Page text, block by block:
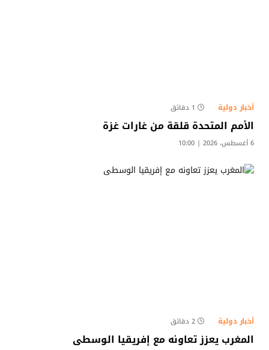
أخبار دولية 1 دقائق
الأمم المتحدة قلقة من غارات غزة
6 أغسطس، 2026 | 10:00
أخبار دولية 2 دقائق
المغرب يعزز تعاونه مع إفريقيا الوسطى